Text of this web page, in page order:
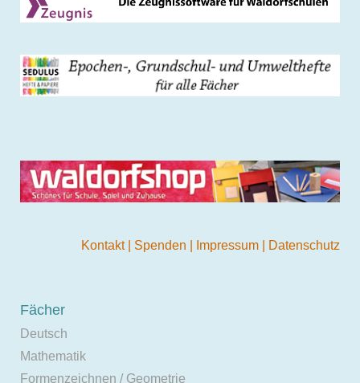
Kontakt Spenden Impressum Datenschutz
Fächer
Deutsch
Mathematik
Formenzeichnen / Geometrie